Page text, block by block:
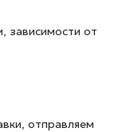
зависимости от
отправляем